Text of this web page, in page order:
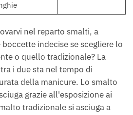
nel reparto smalti, a
indecise se scegliere lo
o quello tradizionale? La
i due sta nel tempo di
della manicure. Lo smalto
grazie all'esposizione ai
tradizionale si asciuga a